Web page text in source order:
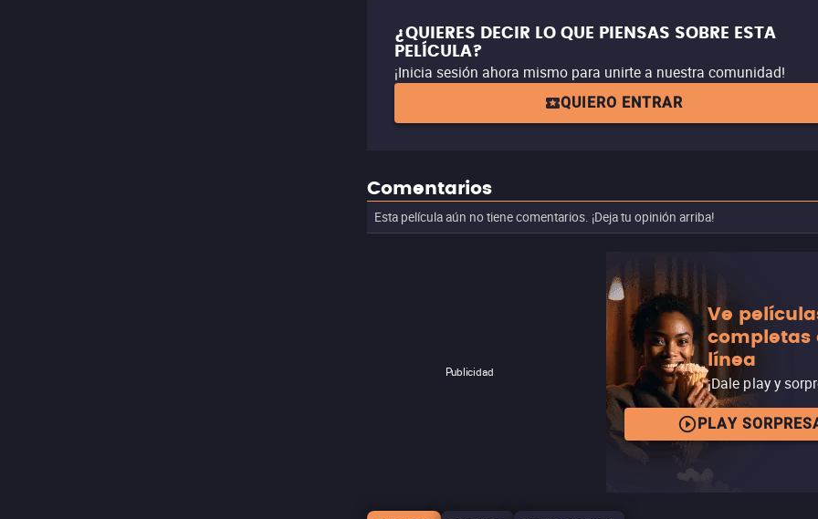
¿QUIERES DECIR LO QUE PIENSAS SOBRE ESTA
PELÍCULA?
¡Inicia sesión ahora mismo para unirte a nuestra comunidad!
QUIERO ENTRAR
Comentarios
Esta película aún no tiene comentarios. ¡Deja tu opinión arriba!
Publicidad
Ve
completas
línea
¡Dale play y
PLAY